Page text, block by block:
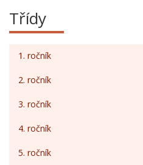
Třídy
1. ročník
2. ročník
3. ročník
4. ročník
5. ročník